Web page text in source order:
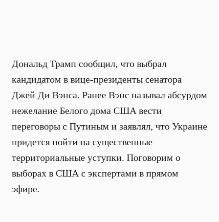
Дональд Трамп сообщил, что выбрал
кандидатом в вице-президенты сенатора
Джей Ди Вэнса. Ранее Вэнс называл абсурдом
нежелание Белого дома США вести
переговоры с Путиным и заявлял, что Украине
придется пойти на существенные
территориальные уступки. Поговорим о
выборах в США с экспертами в прямом
эфире.